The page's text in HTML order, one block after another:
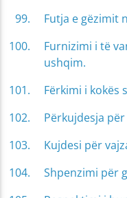
Futja e gëzimit
Furnizimi i të
ushqim.
Fërkimi i kokës
Përkujdesja
Kujdesi për
Shpenzimi për